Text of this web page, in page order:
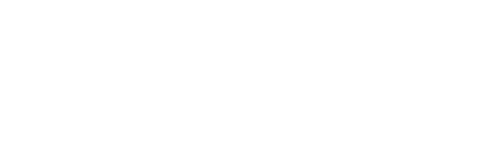
QUI REMPLACE LA SÉLECTION EN COURS ET LUI